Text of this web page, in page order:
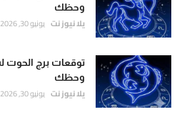
وحظك
يلا نيوز نت يونيو 30, 2026
وحظك
يلا نيوز نت يونيو 30, 2026